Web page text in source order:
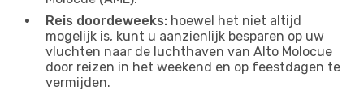
Reis doordeweeks: hoewel het niet altijd
mogelijk is, kunt u aanzienlijk besparen op uw
vluchten naar de luchthaven van Alto Molocue
door reizen in het weekend en op feestdagen te
vermijden.